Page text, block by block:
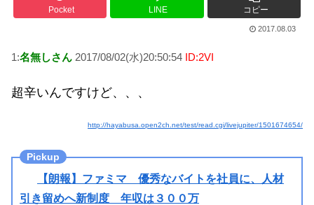
Pocket LINE コピー
2017.08.03
1:名無しさん 2017/08/02(水)20:50:54 ID:2VI
超辛いんですけど、、、
http://hayabusa.open2ch.net/test/read.cgi/livejupiter/1501674654/
【朗報】ファミマ 優秀なバイトを社員に、人材
引き留めへ新制度 年収は３００万